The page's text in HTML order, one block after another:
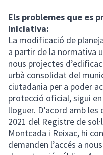
Els problemes que es
iniciativa:
La modificació de
a partir de la normativa
nous projectes
urbà consolidat del
ciutadania per a poder
protecció oficial, sigui
lloguer. D’acord amb
2021 del Registre de
Montcada i Reixac, hi
demanden l’accés a